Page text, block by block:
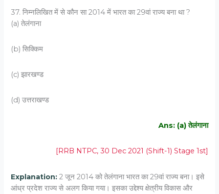
37. निम्नलिखित में से कौन सा 2014 में भारत का 29वां राज्य बना था ?
(a) तेलंगाना
(b) सिक्किम
(c) झारखण्ड
(d) उत्तराखण्ड
Ans: (a) तेलंगाना
[RRB NTPC, 30 Dec 2021 (Shift-1) Stage 1st]
Explanation: 2 जून 2014 को तेलंगाना भारत का 29वां राज्य बना। इसे
आंध्र प्रदेश राज्य से अलग किया गया। इसका उद्देश्य क्षेत्रीय विकास और